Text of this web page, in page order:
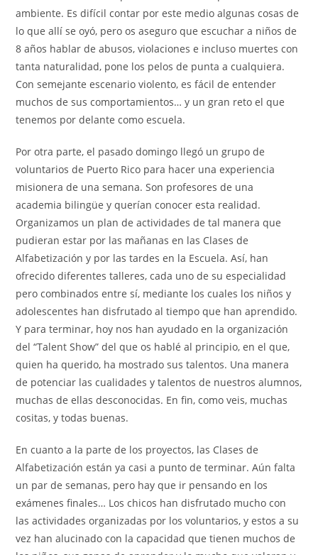
ambiente. Es difícil contar por este medio algunas cosas de
lo que allí se oyó, pero os aseguro que escuchar a niños de
8 años hablar de abusos, violaciones e incluso muertes con
tanta naturalidad, pone los pelos de punta a cualquiera.
Con semejante escenario violento, es fácil de entender
muchos de sus comportamientos… y un gran reto el que
tenemos por delante como escuela.
Por otra parte, el pasado domingo llegó un grupo de
voluntarios de Puerto Rico para hacer una experiencia
misionera de una semana. Son profesores de una
academia bilingüe y querían conocer esta realidad.
Organizamos un plan de actividades de tal manera que
pudieran estar por las mañanas en las Clases de
Alfabetización y por las tardes en la Escuela. Así, han
ofrecido diferentes talleres, cada uno de su especialidad
pero combinados entre sí, mediante los cuales los niños y
adolescentes han disfrutado al tiempo que han aprendido.
Y para terminar, hoy nos han ayudado en la organización
del “Talent Show” del que os hablé al principio, en el que,
quien ha querido, ha mostrado sus talentos. Una manera
de potenciar las cualidades y talentos de nuestros alumnos,
muchas de ellas desconocidas. En fin, como veis, muchas
cositas, y todas buenas.
En cuanto a la parte de los proyectos, las Clases de
Alfabetización están ya casi a punto de terminar. Aún falta
un par de semanas, pero hay que ir pensando en los
exámenes finales… Los chicos han disfrutado mucho con
las actividades organizadas por los voluntarios, y estos a su
vez han alucinado con la capacidad que tienen muchos de